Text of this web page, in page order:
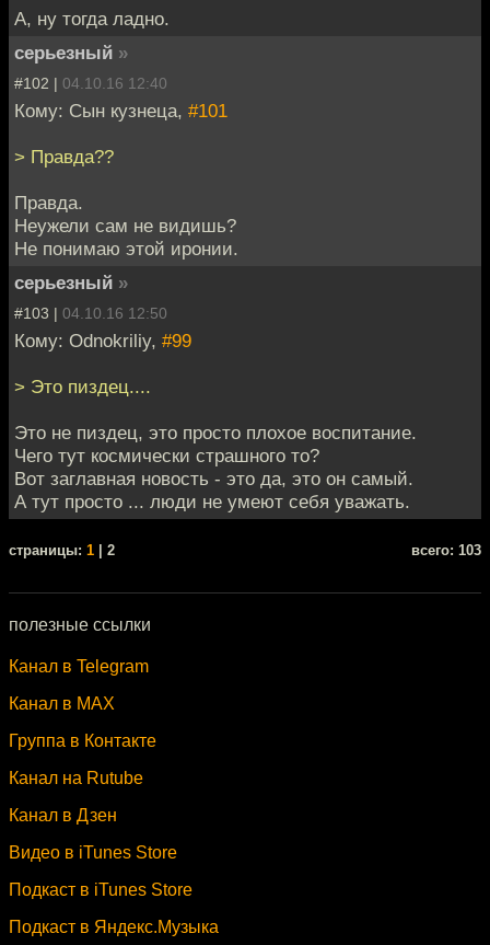
А, ну тогда ладно.
серьезный »
#102 | 04.10.16 12:40
Кому: Сын кузнеца, #101
> Правда??
Правда.
Неужели сам не видишь?
Не понимаю этой иронии.
серьезный »
#103 | 04.10.16 12:50
Кому: Odnokriliy, #99
> Это пиздец....
Это не пиздец, это просто плохое воспитание.
Чего тут космически страшного то?
Вот заглавная новость - это да, это он самый.
А тут просто ... люди не умеют себя уважать.
cтраницы: 1 | 2 всего: 103
полезные ссылки
Канал в Telegram
Канал в MAX
Группа в Контакте
Канал на Rutube
Канал в Дзен
Видео в iTunes Store
Подкаст в iTunes Store
Подкаст в Яндекс.Музыка